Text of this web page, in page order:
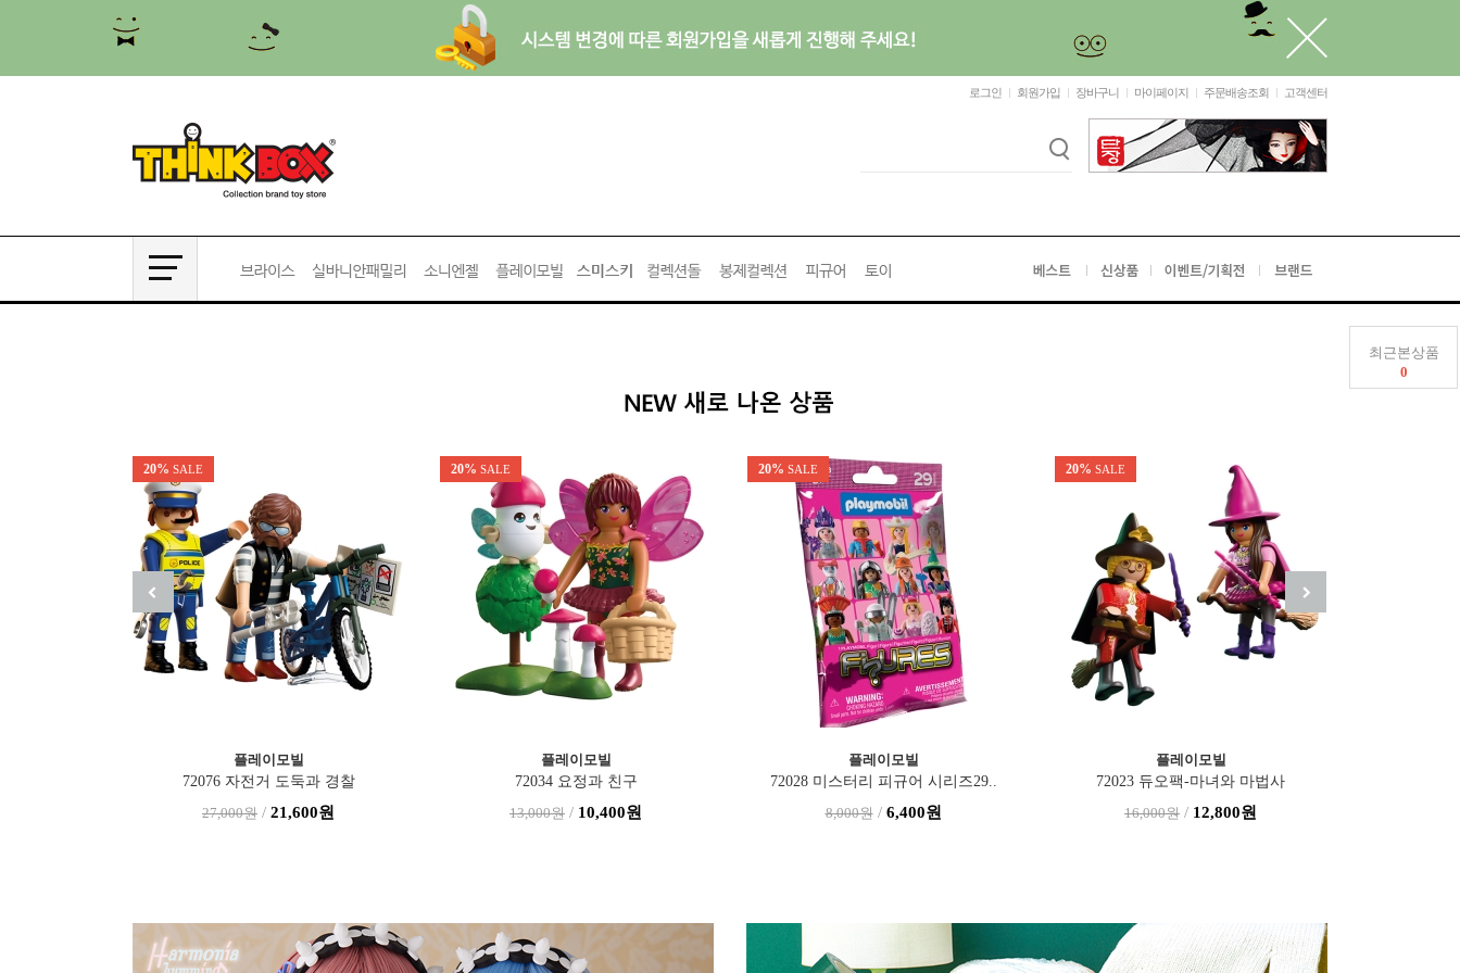
로그인 회원가입 장바구니 마이페이지 주문배송조회 고객센터
SOLD OUT
BLYTHE 브라이스
[예약전 공지]CWC Exclusiv..
0원
SONNY ANGEL
히퍼 몬치치 컬러즈 윙크(1인12개 ..
11,800원 / 11,800원
20% SALE
실바니안패밀리
5854-실바니안 요정 참 트와일라잇
79,000원/ 63,200원
4%SALE
BLYTHE 브라이스
mimi LALA nyan(1인2체제..
310,000원/ 299,000원
최근본상품
0